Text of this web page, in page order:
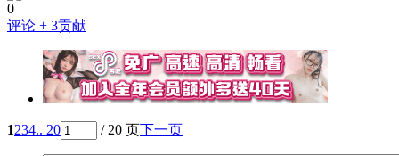
0
评论 + 3贡献
1234.. 20 / 20 页下一页